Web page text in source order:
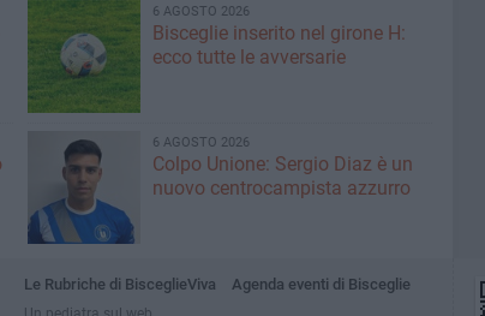
6 AGOSTO 2026
Bisceglie inserito nel girone H:
ecco tutte le avversarie
6 AGOSTO 2026
Colpo Unione: Sergio Diaz è un
nuovo centrocampista azzurro
Le Rubriche di BisceglieViva
Agenda eventi di Bisceglie